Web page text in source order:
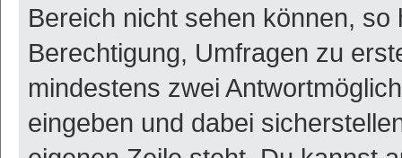
Bereich nicht sehen können,
Berechtigung, Umfragen zu
mindestens zwei
eingeben und dabei